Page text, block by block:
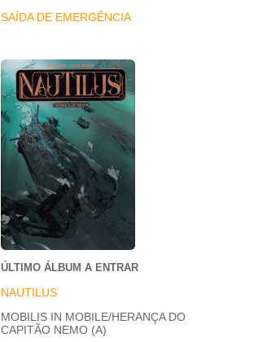
SAÍDA DE EMERGÊNCIA
ÚLTIMO ÁLBUM A ENTRAR
NAUTILUS
MOBILIS IN MOBILE/HERANÇA DO
CAPITÃO NEMO (A)